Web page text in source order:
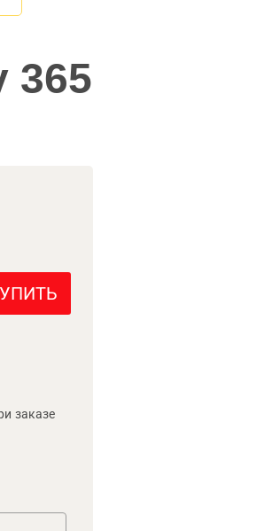
365
заказе